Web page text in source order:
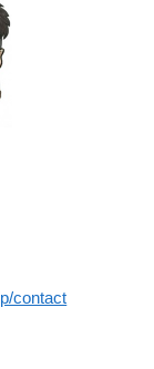
contact